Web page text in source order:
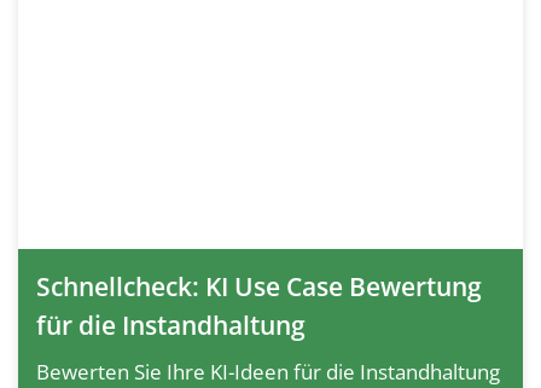
Schnellcheck: KI Use Case Bewertung
für die Instandhaltung
Bewerten Sie Ihre KI-Ideen für die Instandhaltung